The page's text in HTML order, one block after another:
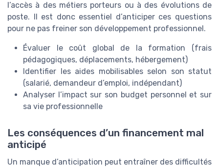
l’accès à des métiers porteurs ou à des évolutions de
poste. Il est donc essentiel d’anticiper ces questions
pour ne pas freiner son développement professionnel.
Évaluer le coût global de la formation (frais
pédagogiques, déplacements, hébergement)
Identifier les aides mobilisables selon son statut
(salarié, demandeur d’emploi, indépendant)
Analyser l’impact sur son budget personnel et sur
sa vie professionnelle
Les conséquences d’un financement mal
anticipé
Un manque d’anticipation peut entraîner des difficultés